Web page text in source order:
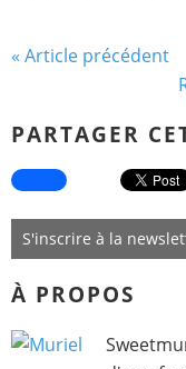
« Article précédent
PARTAGER
S'inscrire à la
À PROPOS